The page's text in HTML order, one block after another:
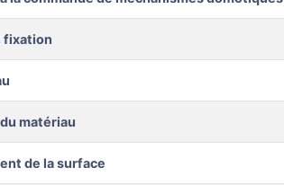
fixation
matériau
de la surface